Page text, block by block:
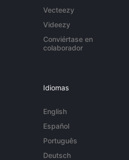
Vecteezy
Videezy
Conviértase en
colaborador
Idiomas
English
Español
Português
Deutsch